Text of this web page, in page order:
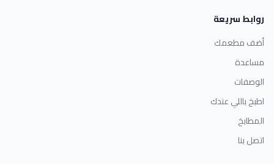
روابط سريعة
أضف مطعمك
مساعدة
الوصفات
اطبخ باللي عندك
المطابخ
اتصل بنا